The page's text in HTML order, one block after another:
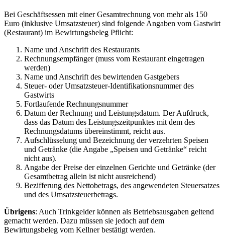
Bei Geschäftsessen mit einer Gesamtrechnung von mehr als 150
Euro (inklusive Umsatzsteuer) sind folgende Angaben vom Gastwirt
(Restaurant) im Bewirtungsbeleg Pflicht:
Name und Anschrift des Restaurants
Rechnungsempfänger (muss vom Restaurant eingetragen
werden)
Name und Anschrift des bewirtenden Gastgebers
Steuer- oder Umsatzsteuer-Identifikationsnummer des
Gastwirts
Fortlaufende Rechnungsnummer
Datum der Rechnung und Leistungsdatum. Der Aufdruck,
dass das Datum des Leistungszeitpunktes mit dem des
Rechnungsdatums übereinstimmt, reicht aus.
Aufschlüsselung und Bezeichnung der verzehrten Speisen
und Getränke (die Angabe „Speisen und Getränke“ reicht
nicht aus).
Angabe der Preise der einzelnen Gerichte und Getränke (der
Gesamtbetrag allein ist nicht ausreichend)
Bezifferung des Nettobetrags, des angewendeten Steuersatzes
und des Umsatzsteuerbetrags.
Übrigens: Auch Trinkgelder können als Betriebsausgaben geltend
gemacht werden. Dazu müssen sie jedoch auf dem
Bewirtungsbeleg vom Kellner bestätigt werden.